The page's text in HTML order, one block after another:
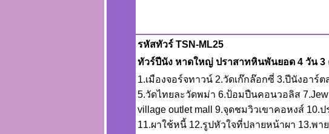
รหัสทัวร์ TSN-ML25
ทัวร์ปีนัง หาดใหญ่ ปราสาทหินพันยอด 4 วัน 3
1.เมืองจอร์จทาวน์ 2.วัดเก๊กล๊อกซี่ 3.ปีนังอาร์
5.วัดไทยละวัดพม่า 6.ป้อมปืนคอนวอลิส 7.Jew
village outlet mall 9.จุดชมวิวเขาคอหงส์ 10.
11.ผาใช้หนี้ 12.รูปหัวใจที่ปลายหน้าผา 13.พา